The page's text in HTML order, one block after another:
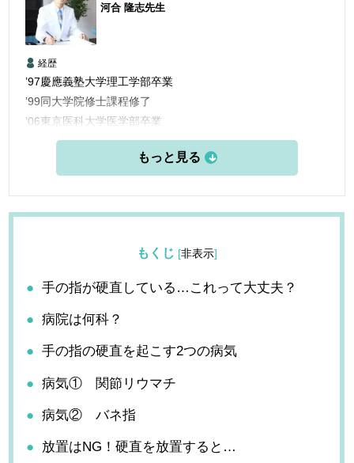
河合 隆志先生
経歴
’97慶應義塾大学理工学部卒業
’99同大学院修士課程修了
’06東京医科大学医学部卒業
’06三楽病院臨床研修医
’08三楽病院整形外科他勤務
’13愛知医科大学学際的痛みセンター勤務
’15米国ペインマネジメント＆アンチエイジングセンター他研
’16フェリシティークリニック名古屋 開設
もくじ [非表示]
手の指が硬直している…これって大丈夫？
病院は何科？
手の指の硬直を起こす2つの病気
病気① 関節リウマチ
病気② バネ指
放置はNG！硬直を放置すると…